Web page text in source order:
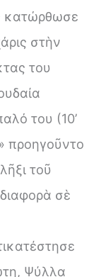
κατώρθωσε
στὴν
του
του (10’
προηγοῦντο
τοῦ
σὲ
Ψύλλα